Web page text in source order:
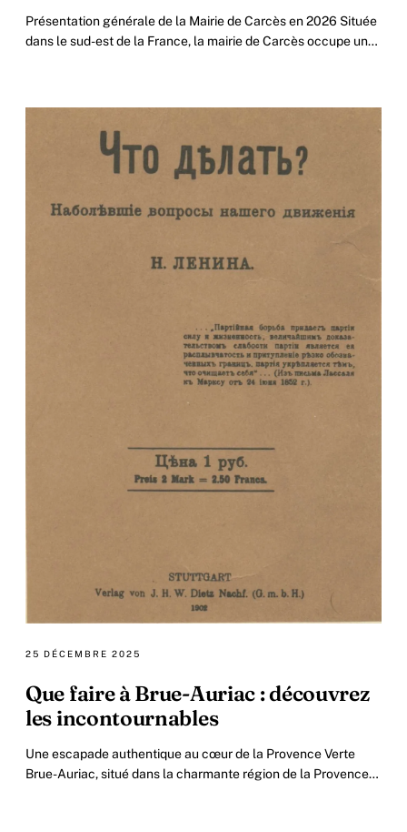
Présentation générale de la Mairie de Carcès en 2026 Située
dans le sud-est de la France, la mairie de Carcès occupe une
25 DÉCEMBRE 2025
Que faire à Brue-Auriac : découvrez
les incontournables
Une escapade authentique au cœur de la Provence Verte
Brue-Auriac, situé dans la charmante région de la Provence